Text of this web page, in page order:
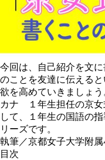
今回は、自己紹介を文
のことを友達に伝える
欲を高めていきましょ
カナ １年生担任の京女
して、１年生の国語の
リーズです。
執筆／京都女子大学附
目次